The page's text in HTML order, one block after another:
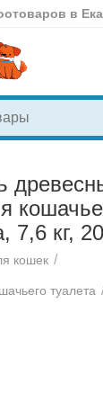
в
7,6 кг,
кошек /
туалета